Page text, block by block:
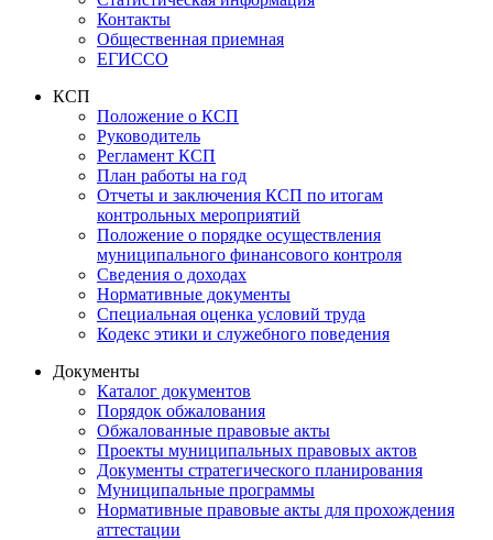
Контакты
Общественная приемная
ЕГИССО
КСП
Положение о КСП
Руководитель
Регламент КСП
План работы на год
Отчеты и заключения КСП по итогам
контрольных мероприятий
Положение о порядке осуществления
муниципального финансового контроля
Сведения о доходах
Нормативные документы
Специальная оценка условий труда
Кодекс этики и служебного поведения
Документы
Каталог документов
Порядок обжалования
Обжалованные правовые акты
Проекты муниципальных правовых актов
Документы стратегического планирования
Муниципальные программы
Нормативные правовые акты для прохождения
аттестации